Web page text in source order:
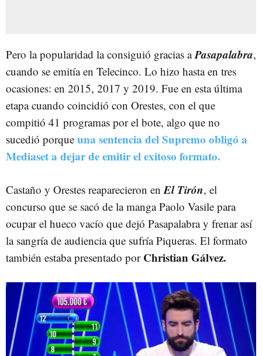
Pero la popularidad la consiguió gracias aPasapalabra,
cuando se emitía en Telecinco. Lo hizo hasta en tres
ocasiones: en 2015, 2017 y 2019. Fue en esta última
etapa cuando coincidió con Orestes, con el que
compitió 41 programas por el bote, algo que no
sucedió porque una sentencia del Supremo obligó a
Mediaset a dejar de emitir el exitoso formato.
Castaño y Orestes reaparecieron en El Tirón, el
concurso que se sacó de la manga Paolo Vasile para
ocupar el hueco vacío que dejó Pasapalabra y frenar así
la sangría de audiencia que sufría Piqueras. El formato
también estaba presentado por Christian Gálvez.